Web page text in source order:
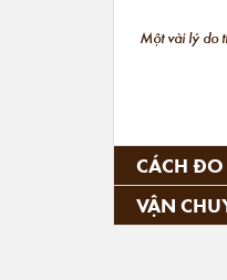
Một vài lý do
CÁCH ĐO
VẬN